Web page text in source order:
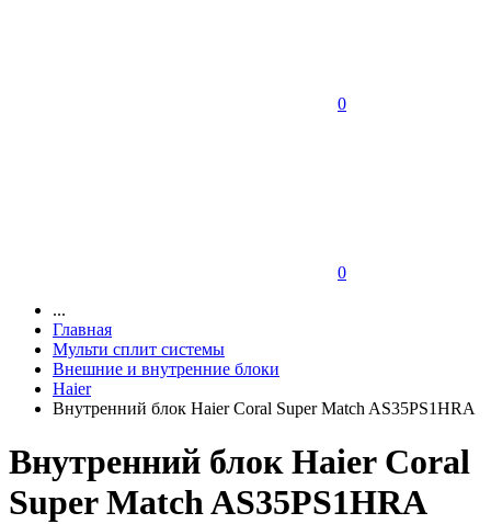
0
0
...
Главная
Мульти сплит системы
Внешние и внутренние блоки
Haier
Внутренний блок Haier Coral Super Match AS35PS1HRA
Внутренний блок Haier Coral
Super Match AS35PS1HRA